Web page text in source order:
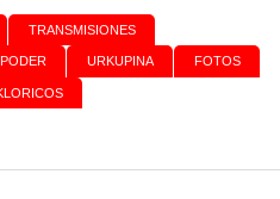
TRANSMISIONES
URKUPINA FOTOS